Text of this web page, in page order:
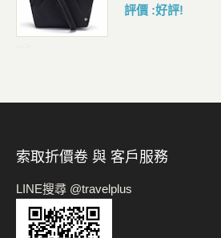
評價 :好評!
索取折價卷 與 客戶服務
LINE搜尋 @travelplus